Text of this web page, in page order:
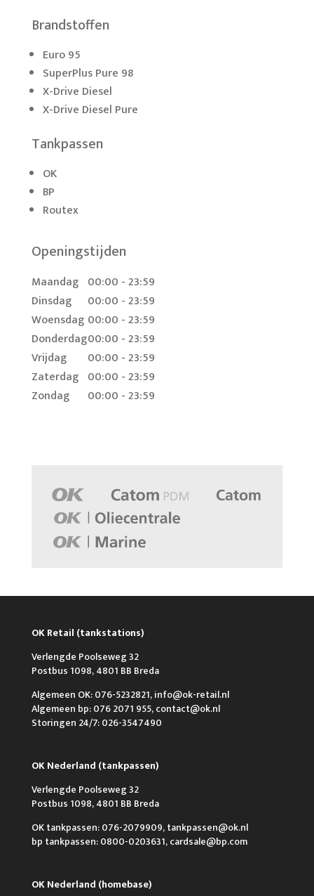
Brandstoffen
Euro 95
SuperPlus Pure 98
X-Drive Diesel
X-Drive Diesel Pure
Tankpassen
OK
BP
Routex
Openingstijden
Maandag 00:00 - 23:59
Dinsdag
00:00 - 23:59
Woensdag 00:00 - 23:59
Donderdag00:00 - 23:59
Vrijdag
00:00 - 23:59
Zaterdag 00:00 - 23:59
Zondag
00:00 - 23:59
OK Retail (tankstations)
Verlengde Poolseweg 32
Postbus 1098, 4801 BB Breda
Algemeen OK: 076-5232821, info@ok-retail.nl
Algemeen bp: 076 2071 955, contact@ok.nl
Storingen 24/7: 026-3547490
OK Nederland (tankpassen)
Verlengde Poolseweg 32
Postbus 1098, 4801 BB Breda
OK tankpassen: 076-2079909, tankpassen@ok.nl
bp tankpassen: 0800-0203631, cardsale@bp.com
OK Nederland (homebase)